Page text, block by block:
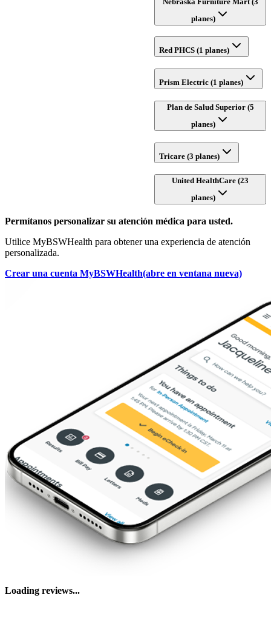
planes)
Red PHCS (1 planes)
Prism Electric (1 planes)
Plan de Salud Superior (5
planes)
Tricare (3 planes)
United HealthCare (23
planes)
Permítanos personalizar su atención médica para usted.
Utilice MyBSWHealth para obtener una experiencia de atención
personalizada.
Crear una cuenta MyBSWHealth(abre en ventana nueva)
Loading reviews...